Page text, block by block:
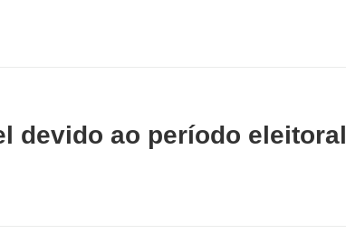
devido ao período eleitoral